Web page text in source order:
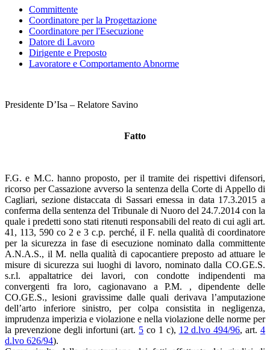
Committente
Coordinatore per la Progettazione
Coordinatore per l'Esecuzione
Datore di Lavoro
Dirigente e Preposto
Lavoratore e Comportamento Abnorme
Presidente D’Isa – Relatore Savino
Fatto
F.G. e M.C. hanno proposto, per il tramite dei rispettivi difensori,
ricorso per Cassazione avverso la sentenza della Corte di Appello di
Cagliari, sezione distaccata di Sassari emessa in data 17.3.2015 a
conferma della sentenza del Tribunale di Nuoro del 24.7.2014 con la
quale i predetti sono stati ritenuti responsabili del reato di cui agli art.
41, 113, 590 co 2 e 3 c.p. perché, il F. nella qualità di coordinatore
per la sicurezza in fase di esecuzione nominato dalla committente
A.N.A.S., il M. nella qualità di capocantiere preposto ad attuare le
misure di sicurezza sui luoghi di lavoro, nominato dalla CO.GE.S.
s.r.l. appaltatrice dei lavori, con condotte indipendenti ma
convergenti fra loro, cagionavano a P.M. , dipendente delle
CO.GE.S., lesioni gravissime dalle quali derivava l’amputazione
dell’arto inferiore sinistro, per colpa consistita in negligenza,
imprudenza imperizia e violazione e nella violazione delle norme per
la prevenzione degli infortuni (art. 5 co 1 c), 12 d.lvo 494/96, art.4
d.lvo 626/94).